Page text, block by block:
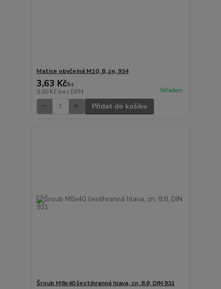
Matice obyčejná M10, 8, zn, 934
3,63 Kč/ks
3,00 Kč bez DPH Skladem
Přidat do košíku
Šroub M8x40 šestihranná hlava, zn, 8.8, DIN 931